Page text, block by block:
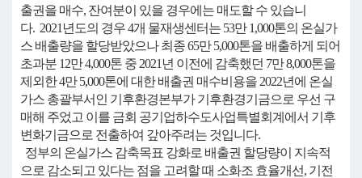
출권을 매수, 잔여분이 있을 경우에는 매도할 수 있습니
다. 2021년도의 경우 4개 물재생센터는 53만 1,000톤의 온실가
스 배출량을 할당받았으나 최종 65만 5,000톤을 배출하게 되어
초과분 12만 4,000톤 중 2021년 이전에 감축했던 7만 8,000톤을
제외한 4만 5,000톤에 대한 배출권 매수비용을 2022년에 온실
가스 총괄부서인 기후환경본부가 기후환경기금으로 우선 구
매해 주었고 이를 금회 공기업하수도사업특별회계에서 기후
변화기금으로 전출하여 갚아주려는 것입니다.
정부의 온실가스 감축목표 강화로 배출권 할당량이 지속적
으로 감소되고 있다는 점을 고려할 때 소화조 효율개선, 기전